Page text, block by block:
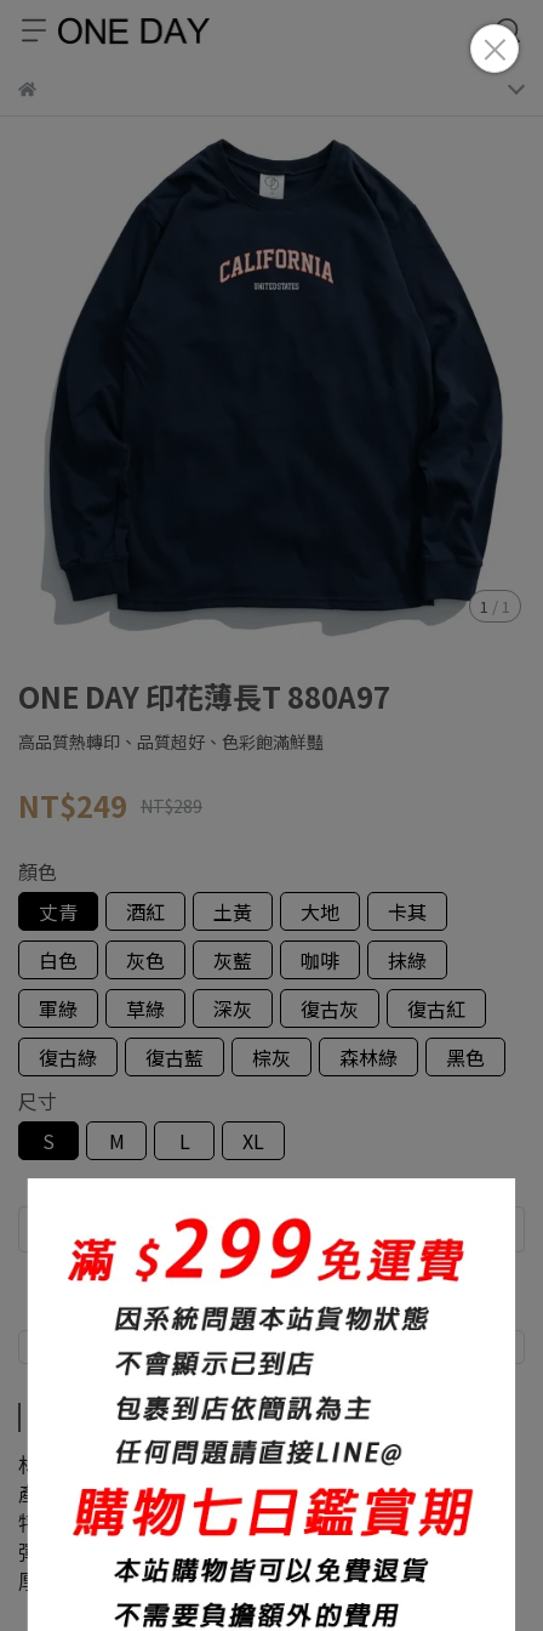
1 / 1
ONE DAY 印花薄長T 880A97
高品質熱轉印、品質超好、色彩飽滿鮮豔
NT$249 NT$289
顏色
丈青
酒紅 土黃 大地
卡其
白色
灰色 灰藍 咖啡
抹綠
軍綠
草綠 深灰 復古灰
復古紅
復古綠
復古藍 棕灰 森林綠
黑色
尺寸
S
M L XL
商品介紹
商品介紹
材質：60%棉+40%聚酯纖維
產地：台灣
特色：素面、修身、面料滑順
彈性：微
厚度：320碼